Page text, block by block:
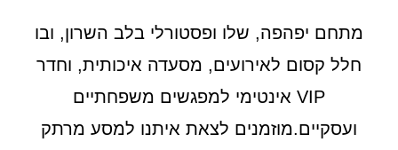
מתחם יפהפה, שלו ופסטורלי בלב השרון, ובו
חלל קסום לאירועים, מסעדה איכותית, וחדר
VIP אינטימי למפגשים משפחתיים
ועסקיים.מוזמנים לצאת איתנו למסע מרתק